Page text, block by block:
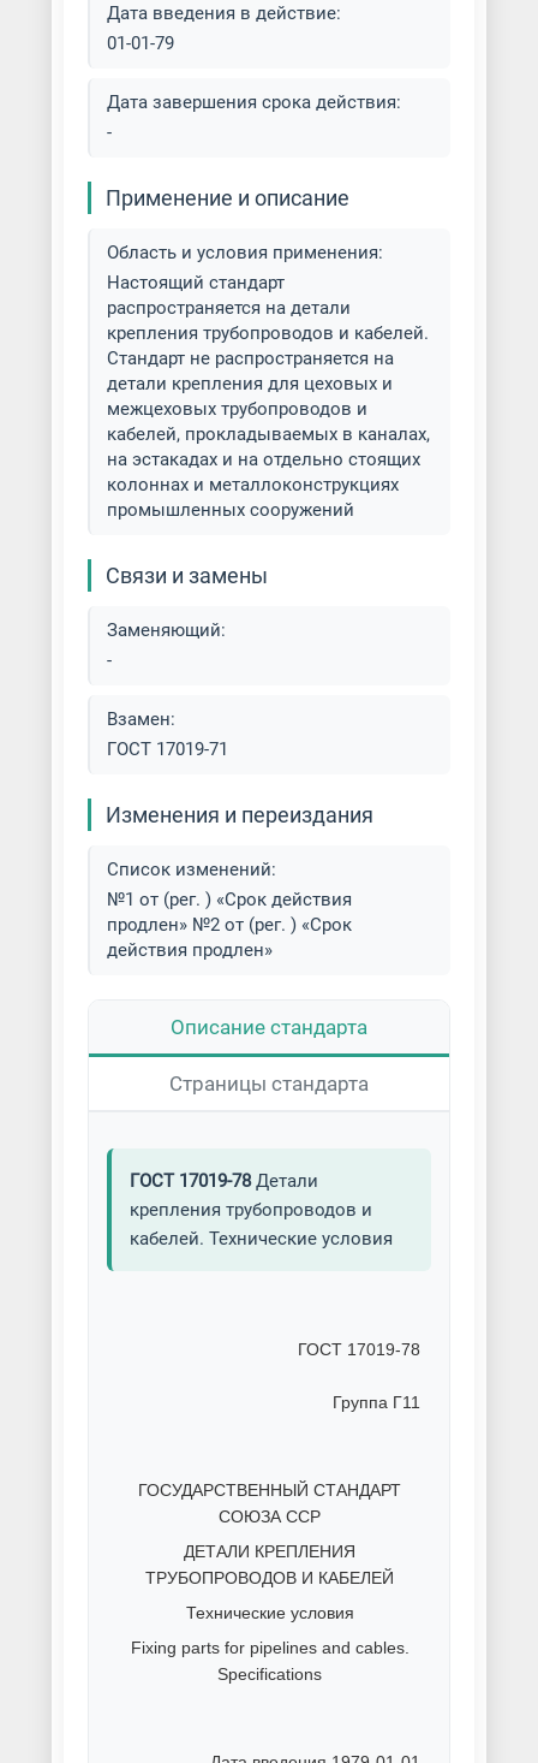
Дата введения в действие:
01-01-79
Дата завершения срока действия:
-
Применение и описание
Область и условия применения:
Настоящий стандарт
распространяется на детали
крепления трубопроводов и кабелей.
Стандарт не распространяется на
детали крепления для цеховых и
межцеховых трубопроводов и
кабелей, прокладываемых в каналах,
на эстакадах и на отдельно стоящих
колоннах и металлоконструкциях
промышленных сооружений
Связи и замены
Заменяющий:
-
Взамен:
ГОСТ 17019-71
Изменения и переиздания
Список изменений:
№1 от (рег. ) «Срок действия
продлен» №2 от (рег. ) «Срок
действия продлен»
Описание стандарта
Страницы стандарта
ГОСТ 17019-78Детали
крепления трубопроводов и
кабелей. Технические условия